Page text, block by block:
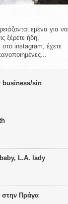
εμένα για να
ξέρετε ήδη,
στο instagram, έχετε
business/sin
L.A. lady
στην Πράγα